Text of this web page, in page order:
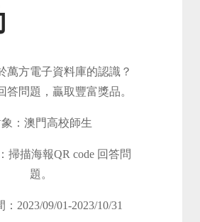
萬方電子資料庫的認識？
答問題，贏取豐富獎品。
：澳門高校師生
掃描海報QR code 回答問
題。
2023/09/01-2023/10/31